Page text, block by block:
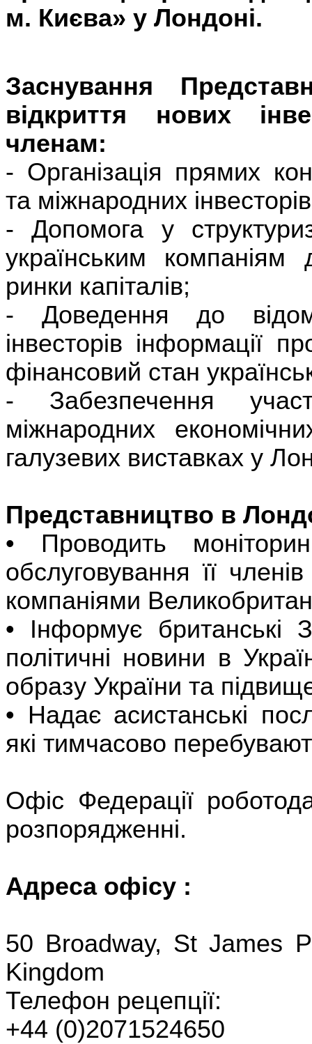
м. Києва» у Лондоні.
Заснування
відкриття нових
членам:
- Організація прямих
та міжнародних
- Допомога у
українським
ринки капіталів;
- Доведення до
інвесторів інформації
фінансовий стан
- Забезпечення
міжнародних
галузевих виставках у
Представництво в
• Проводить
обслуговування її
компаніями
• Інформує британські
політичні новини в
образу України та
• Надає асистанські
які тимчасово
Офіс Федерації
розпорядженні.
Адреса офісу :
50 Broadway, St James
Kingdom
Телефон рецепції:
+44 (0)2071524650